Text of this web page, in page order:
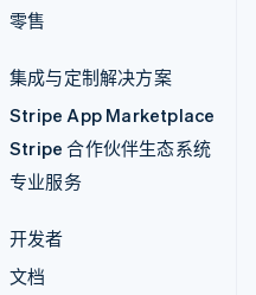
零售
集成与定制解决方案
Stripe App Marketplace
Stripe 合作伙伴生态系统
专业服务
开发者
文档